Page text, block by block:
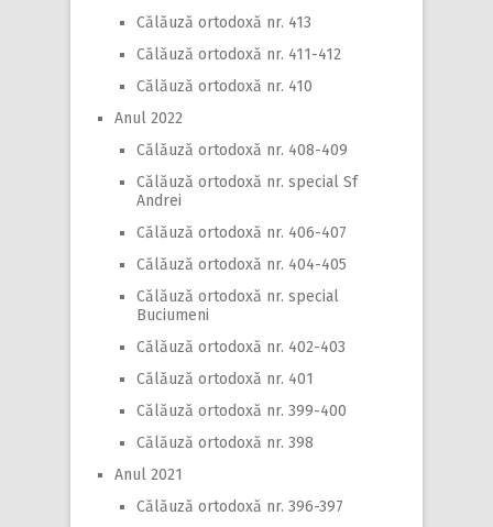
Călăuză ortodoxă nr. 413
Călăuză ortodoxă nr. 411-412
Călăuză ortodoxă nr. 410
Anul 2022
Călăuză ortodoxă nr. 408-409
Călăuză ortodoxă nr. special Sf
Andrei
Călăuză ortodoxă nr. 406-407
Călăuză ortodoxă nr. 404-405
Călăuză ortodoxă nr. special
Buciumeni
Călăuză ortodoxă nr. 402-403
Călăuză ortodoxă nr. 401
Călăuză ortodoxă nr. 399-400
Călăuză ortodoxă nr. 398
Anul 2021
Călăuză ortodoxă nr. 396-397